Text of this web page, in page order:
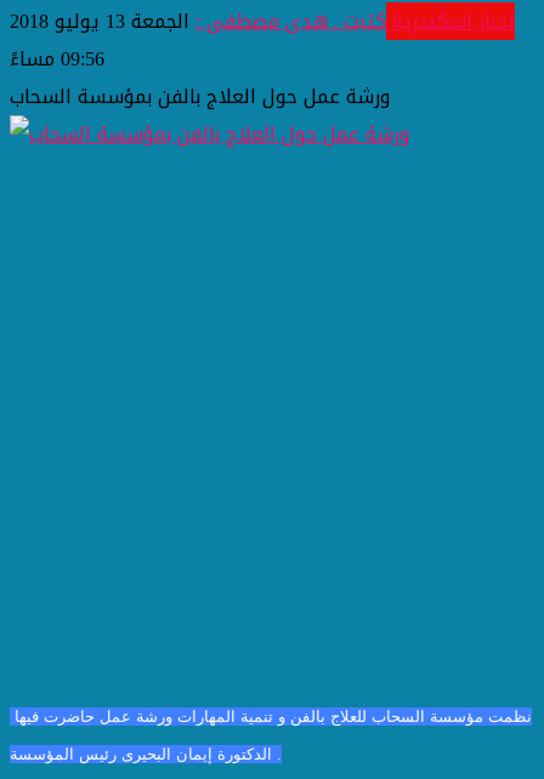
اخبار اسكندريةكتبت ـ هدى مصطفى :
الجمعة 13 يوليو 2018
09:56 مساءً
ورشة عمل حول العلاج بالفن بمؤسسة السحاب